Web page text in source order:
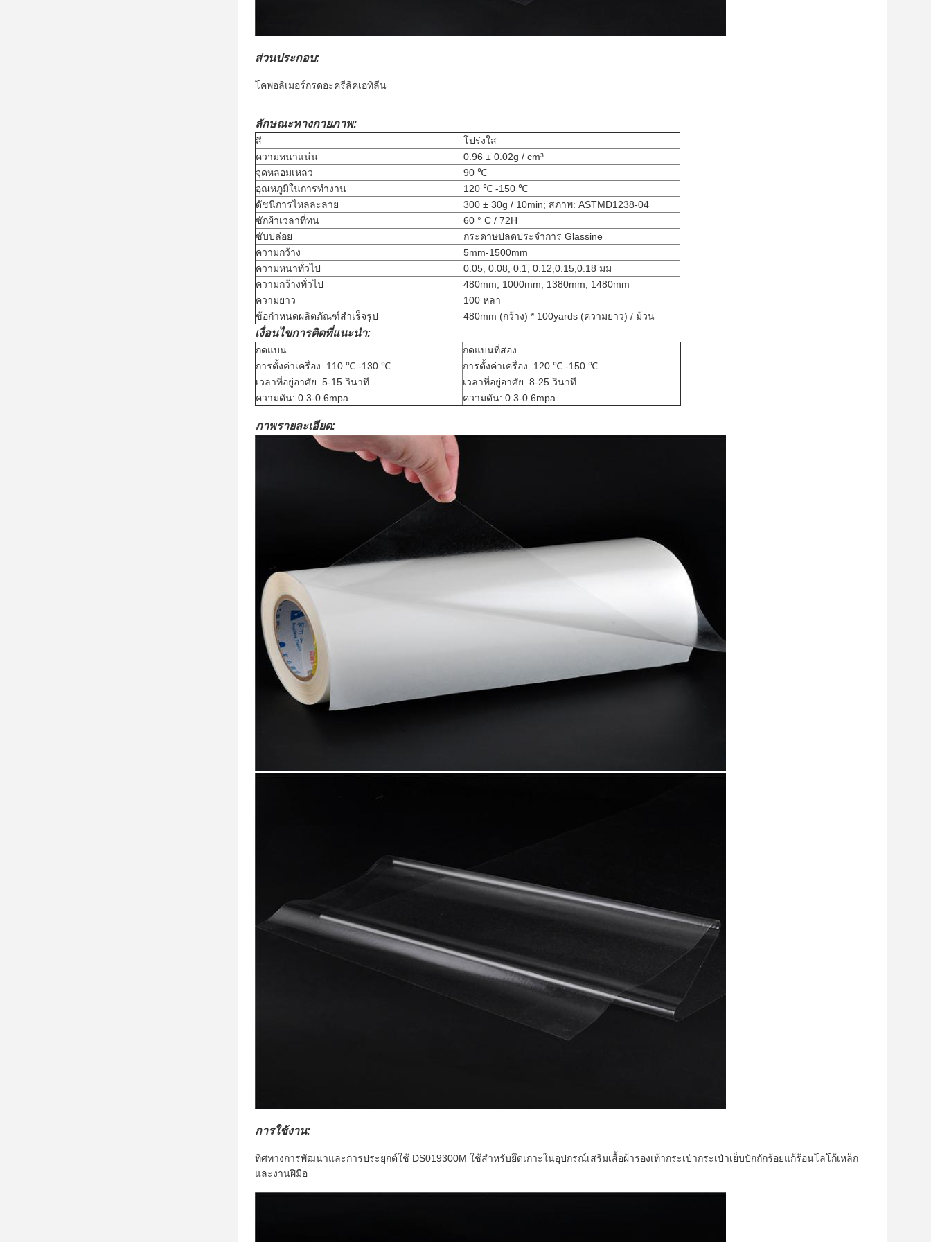
ส่วนประกอบ:
โคพอลิเมอร์กรดอะครีลิคเอทิลีน
ลักษณะทางกายภาพ:
สี
โปร่งใส
ความหนาแน่น
0.96 ± 0.02g / cm³
จุดหลอมเหลว
90 ℃
อุณหภูมิในการทำงาน
120 ℃ -150 ℃
ดัชนีการไหลละลาย
300 ± 30g / 10min; สภาพ: ASTMD1238-04
ซักผ้าเวลาที่ทน
60 ° C / 72H
ซับปล่อย
กระดาษปลดประจำการ Glassine
ความกว้าง
5mm-1500mm
ความหนาทั่วไป
0.05, 0.08, 0.1, 0.12,0.15,0.18 มม
ความกว้างทั่วไป
480mm, 1000mm, 1380mm, 1480mm
ความยาว
100 หลา
ข้อกำหนดผลิตภัณฑ์สำเร็จรูป
480mm (กว้าง) * 100yards (ความยาว) / ม้วน
เงื่อนไขการติดที่แนะนำ:
กดแบน
กดแบนที่สอง
การตั้งค่าเครื่อง: 110 ℃ -130 ℃
การตั้งค่าเครื่อง: 120 ℃ -150 ℃
เวลาที่อยู่อาศัย: 5-15 วินาที
เวลาที่อยู่อาศัย: 8-25 วินาที
ความดัน: 0.3-0.6mpa
ความดัน: 0.3-0.6mpa
ภาพรายละเอียด:
การใช้งาน:
ทิศทางการพัฒนาและการประยุกต์ใช้ DS019300M ใช้สำหรับยึดเกาะในอุปกรณ์เสริมเสื้อผ้ารองเท้ากระเป๋ากระเป๋าเย็บปักถักร้อยแก้ร้อนโลโก้เหล็ก
และงานฝีมือ